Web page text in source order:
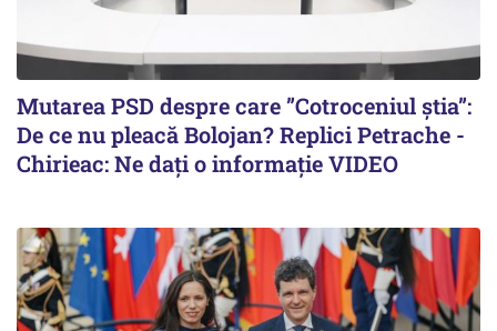
Mutarea PSD despre care ”Cotroceniul știa”:
De ce nu pleacă Bolojan? Replici Petrache -
Chirieac: Ne dați o informație VIDEO